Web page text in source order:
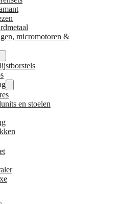
micromotoren &
en stoelen